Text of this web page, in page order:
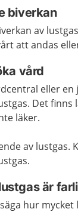
biverkan
av
att andas
vård
eller
Det finns
läker.
av lustgas.
är
hur